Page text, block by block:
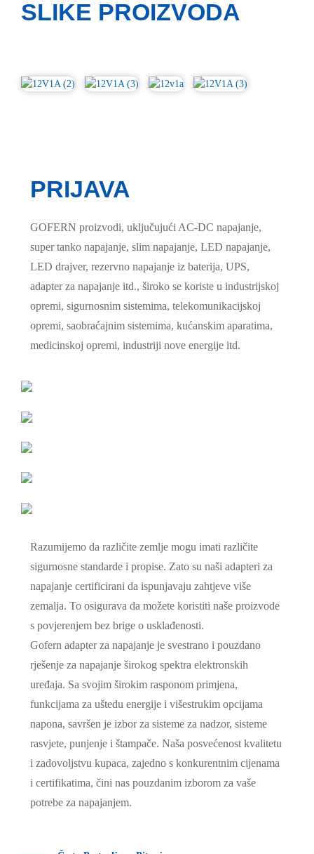
SLIKE PROIZVODA
PRIJAVA
GOFERN proizvodi, uključujući AC-DC napajanje,
super tanko napajanje, slim napajanje, LED napajanje,
LED drajver, rezervno napajanje iz baterija, UPS,
adapter za napajanje itd., široko se koriste u industrijskoj
opremi, sigurnosnim sistemima, telekomunikacijskoj
opremi, saobraćajnim sistemima, kućanskim aparatima,
medicinskoj opremi, industriji nove energije itd.
Razumijemo da različite zemlje mogu imati različite
sigurnosne standarde i propise. Zato su naši adapteri za
napajanje certificirani da ispunjavaju zahtjeve više
zemalja. To osigurava da možete koristiti naše proizvode
s povjerenjem bez brige o usklađenosti.
Gofern adapter za napajanje je svestrano i pouzdano
rješenje za napajanje širokog spektra elektronskih
uređaja. Sa svojim širokim rasponom primjena,
funkcijama za uštedu energije i višestrukim opcijama
napona, savršen je izbor za sisteme za nadzor, sisteme
rasvjete, punjenje i štampače. Naša posvećenost kvalitetu
i zadovoljstvu kupaca, zajedno s konkurentnim cijenama
i certifikatima, čini nas pouzdanim izborom za vaše
potrebe za napajanjem.